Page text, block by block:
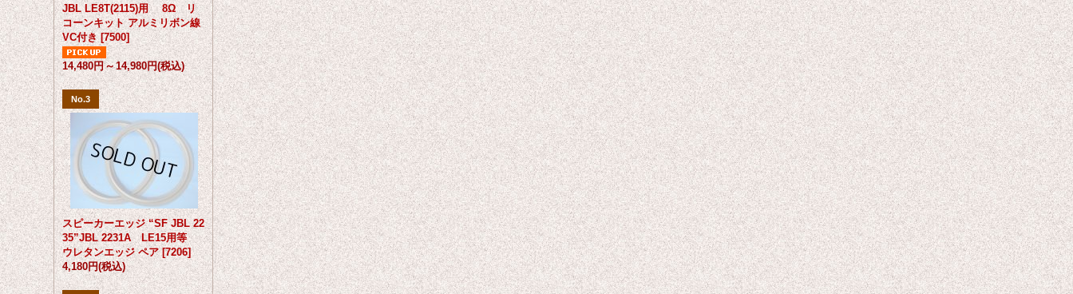
JBL LE8T(2115)用 8Ω リ
コーンキット アルミリボン線
VC付き [7500]
14,480円～14,980円(税込)
No.3
スピーカーエッジ “SF JBL 22
35”JBL 2231A LE15用等
ウレタンエッジ ペア [7206]
4,180円(税込)